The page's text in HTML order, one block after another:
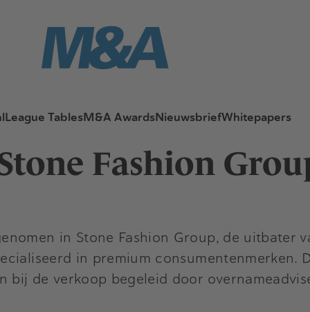
League TablesM&A AwardsNieuwsbriefWhitepapers
Fashion
in Stone Fashion Group, de uitbater
in premium consumentenmerken.
bij de verkoop begeleid door